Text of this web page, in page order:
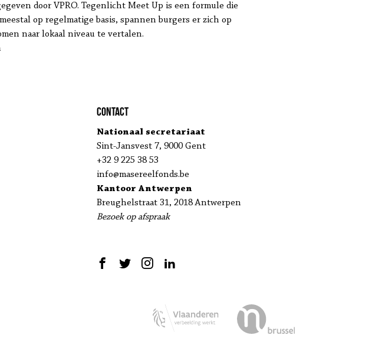
door VPRO. Tegenlicht Meet Up is een formule die
op regelmatige basis, spannen burgers er zich op
naar lokaal niveau te vertalen.
Contact
Nationaal secretariaat
Sint-Jansvest 7, 9000 Gent
+32 9 225 38 53
info@masereelfonds.be
Kantoor Antwerpen
Breughelstraat 31, 2018 Antwerpen
Bezoek op afspraak